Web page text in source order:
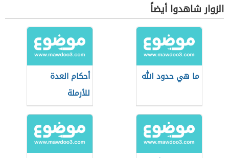
الزوار شاهدوا أيضاً
ما هي حدود الله
أحكام العدة
للأرملة